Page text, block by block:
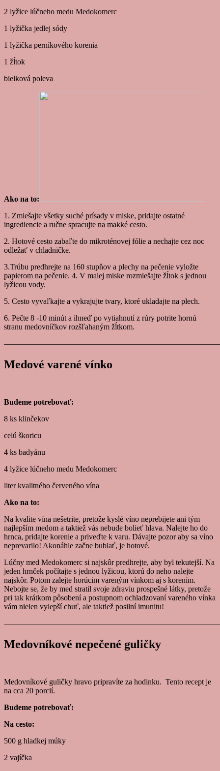
2 lyžice lúčneho medu Medokomerc
1 lyžička jedlej sódy
1 lyžička perníkového korenia
1 žĺtok
bielková poleva
Ako na to:
1. Zmiešajte všetky suché prísady v miske, pridajte ostatné
ingrediencie a ručne spracujte na makké cesto.
2. Hotové cesto zabaľte do mikroténovej fólie a nechajte cez noc
odležať v chladničke.
3.Trúbu predhrejte na 160 stupňov a plechy na pečenie vyložte
papierom na pečenie. 4. V malej miske rozmiešajte žĺtok s jednou
lyžicou vody.
5. Cesto vyvaľkajte a vykrajujte tvary, ktoré ukladajte na plech.
6. Pečte 8 -10 minút a ihneď po vytiahnutí z rúry potrite hornú
stranu medovníčkov rozšľahaným žĺtkom.
Medové varené vínko
Budeme potrebovať:
8 ks klinčekov
celú škoricu
4 ks badyánu
4 lyžice lúčneho medu Medokomerc
liter kvalitného červeného vína
Ako na to:
Na kvalite vína nešetrite, pretože kyslé víno neprebijete ani tým
najlepším medom a taktiež vás nebude bolieť hlava. Nalejte ho do
hrnca, pridajte korenie a priveďte k varu. Dávajte pozor aby sa víno
neprevarilo! Akonáhle začne bublať, je hotové.
Lúčny med Medokomerc si najskôr predhrejte, aby byl tekutejší. Na
jeden hrnček počítajte s jednou lyžicou, ktorú do neho nalejte
najskôr. Potom zalejte horúcim vareným vínkom aj s korením.
Nebojte se, že by med stratil svoje zdraviu prospešné látky, pretože
pri tak krátkom pôsobení a postupnom ochladzovaní vareného vínka
vám nielen vylepší chuť, ale taktiež posilní imunitu!
Medovníkové nepečené guličky
Medovníkové guličky hravo pripravíte za hodinku. Tento recept je
na cca 20 porcií.
Budeme potrebovať:
Na cesto:
500 g hladkej múky
2 vajíčka